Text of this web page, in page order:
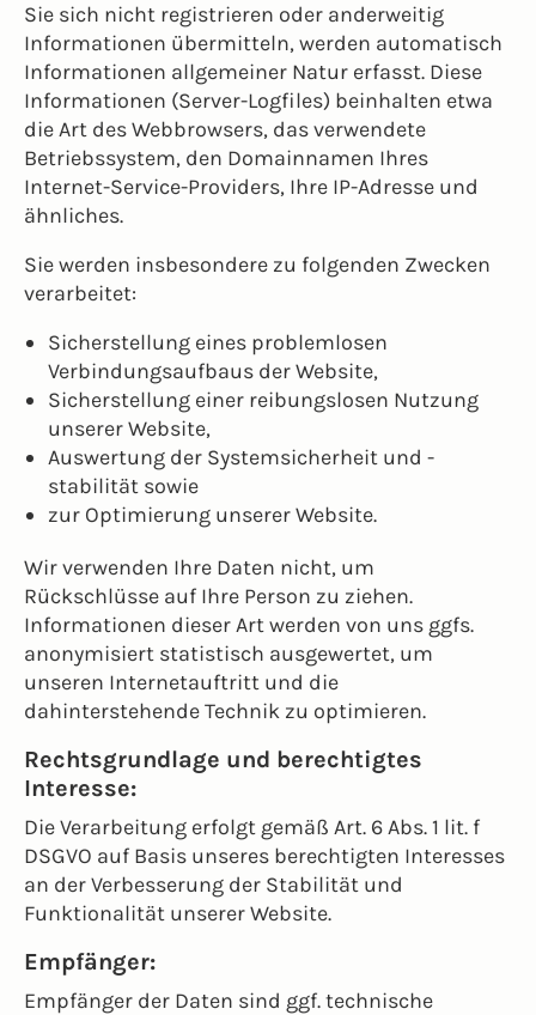
Sie sich nicht registrieren oder anderweitig
Informationen übermitteln, werden automatisch
Informationen allgemeiner Natur erfasst. Diese
Informationen (Server-Logfiles) beinhalten etwa
die Art des Webbrowsers, das verwendete
Betriebssystem, den Domainnamen Ihres
Internet-Service-Providers, Ihre IP-Adresse und
ähnliches.
Sie werden insbesondere zu folgenden Zwecken
verarbeitet:
Sicherstellung eines problemlosen
Verbindungsaufbaus der Website,
Sicherstellung einer reibungslosen Nutzung
unserer Website,
Auswertung der Systemsicherheit und -
stabilität sowie
zur Optimierung unserer Website.
Wir verwenden Ihre Daten nicht, um
Rückschlüsse auf Ihre Person zu ziehen.
Informationen dieser Art werden von uns ggfs.
anonymisiert statistisch ausgewertet, um
unseren Internetauftritt und die
dahinterstehende Technik zu optimieren.
Rechtsgrundlage und berechtigtes
Interesse:
Die Verarbeitung erfolgt gemäß Art. 6 Abs. 1 lit. f
DSGVO auf Basis unseres berechtigten Interesses
an der Verbesserung der Stabilität und
Funktionalität unserer Website.
Empfänger:
Empfänger der Daten sind ggf. technische